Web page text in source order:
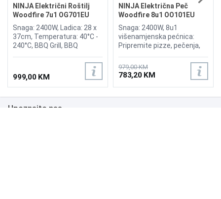
NINJA Električni Roštilj
Woodfire 7u1 OG701EU
Snaga: 2400W, Ladica: 28 x
37cm, Temperatura: 40°C -
240°C, BBQ Grill, BBQ
otvorenom, Ninja Woodfire
Pelete, All-Purpose Blend,
Robust Blend, Nehrđajući
čelik, Vodootporan prema
ocjeni IPX4, Težina: 13,9kg
999,00 KM
NINJA Električna Peč
Woodfire 8u1 OO101EU
Snaga: 2400W, 8u1
višenamjenska pećnica:
Pripremite pizze, pečenja,
grickalice i još mnogo toga
uz samo jedan uređaj,
Autentičan okus drva:
Zahvaljujući Woodfire
tehnologiji,
979,00 KM
783,20 KM
Upoznajte nas